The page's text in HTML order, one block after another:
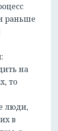
раньше
на
то
люди,
в